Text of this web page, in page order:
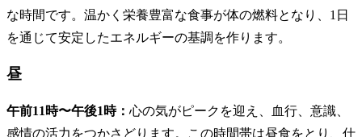
な時間です。温かく栄養豊富な食事が体の燃料となり、1日
を通じて安定したエネルギーの基調を作ります。
昼
午前11時〜午後1時： 心の気がピークを迎え、血行、意識、
感情の活力をつかさどります。この時間帯は昼食をとり、仕